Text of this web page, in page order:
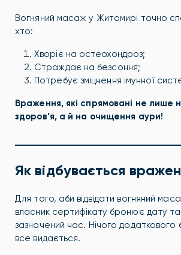
Вогняний масаж у Житомирі точно
хто:
Хворіє на остеохондроз;
Страждає на безсоння;
Потребує зміцнення імунної
Враження, які спрямовані не лише
здоров’я, а й на очищення аури!
Як відбувається
Для того, аби відвідати вогняний
власник сертифікату бронює дату
зазначений час. Нічого
все видається.